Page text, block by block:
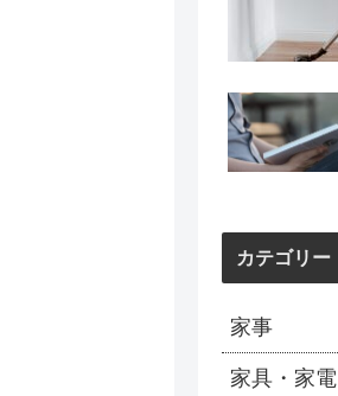
カテゴリー
家事
家具・家電